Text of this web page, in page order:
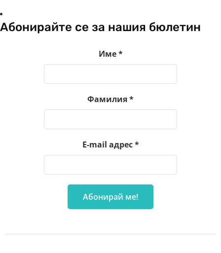
Абонирайте се за нашия бюлетин
Име*
Фамилия*
E-mail адрес*